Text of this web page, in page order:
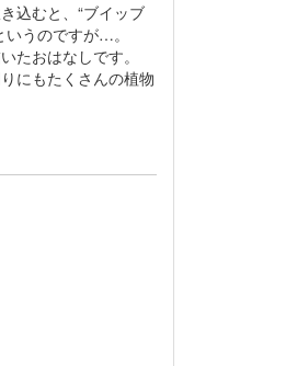
込むと、“ブイッブ
うのですが…。
たおはなしです。
にもたくさんの植物